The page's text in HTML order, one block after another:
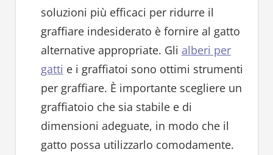
soluzioni più efficaci per ridurre il
graffiare indesiderato è fornire al gatto
alternative appropriate. Gli alberi per
gatti e i graffiatoi sono ottimi strumenti
per graffiare. È importante scegliere un
graffiatoio che sia stabile e di
dimensioni adeguate, in modo che il
gatto possa utilizzarlo comodamente.